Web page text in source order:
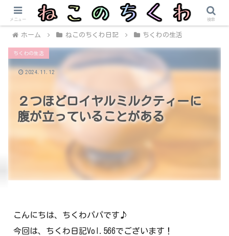
ホーム ねこのちくわ日記 ちくわの生活
２つほどロイヤルミルクティーに
腹が立っていることがある
ちくわの生活
2024.11.12
こんにちは、ちくわパパです♪
今回は、ちくわ日記Vol.566でございます！
メニュー 検索